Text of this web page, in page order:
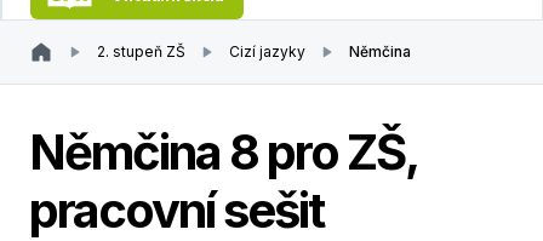
2. stupeň ZŠ Cizí jazyky Němčina
Němčina 8 pro ZŠ,
pracovní sešit